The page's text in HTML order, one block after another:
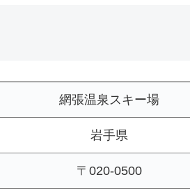
網張温泉スキー場
岩手県
〒020-0500